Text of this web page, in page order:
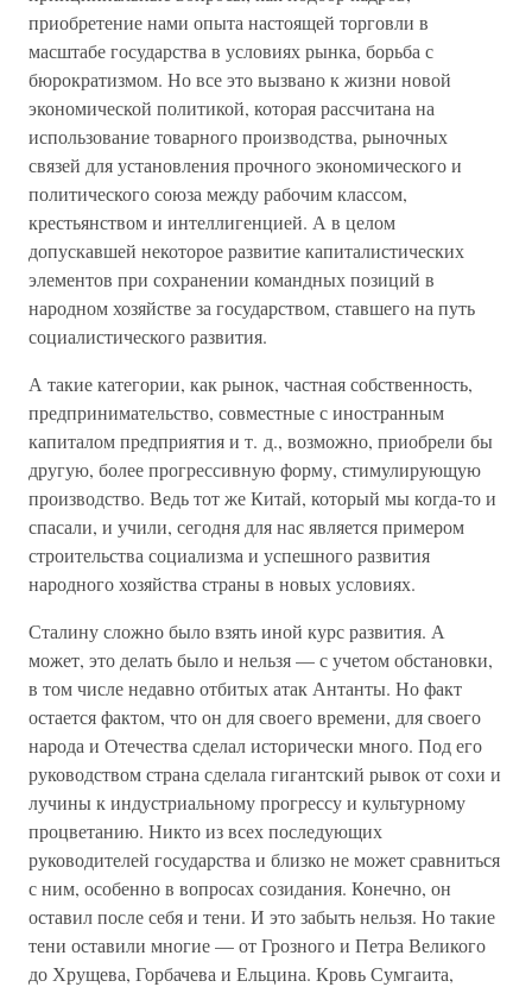
приобретение нами опыта настоящей торговли в
масштабе государства в условиях рынка, борьба с
бюрократизмом. Но все это вызвано к жизни новой
экономической политикой, которая рассчитана на
использование товарного производства, рыночных
связей для установления прочного экономического и
политического союза между рабочим классом,
крестьянством и интеллигенцией. А в целом
допускавшей некоторое развитие капиталистических
элементов при сохранении командных позиций в
народном хозяйстве за государством, ставшего на путь
социалистического развития.
А такие категории, как рынок, частная собственность,
предпринимательство, совместные с иностранным
капиталом предприятия и т. д., возможно, приобрели бы
другую, более прогрессивную форму, стимулирующую
производство. Ведь тот же Китай, который мы когда-то и
спасали, и учили, сегодня для нас является примером
строительства социализма и успешного развития
народного хозяйства страны в новых условиях.
Сталину сложно было взять иной курс развития. А
может, это делать было и нельзя — с учетом обстановки,
в том числе недавно отбитых атак Антанты. Но факт
остается фактом, что он для своего времени, для своего
народа и Отечества сделал исторически много. Под его
руководством страна сделала гигантский рывок от сохи и
лучины к индустриальному прогрессу и культурному
процветанию. Никто из всех последующих
руководителей государства и близко не может сравниться
с ним, особенно в вопросах созидания. Конечно, он
оставил после себя и тени. И это забыть нельзя. Но такие
тени оставили многие — от Грозного и Петра Великого
до Хрущева, Горбачева и Ельцина. Кровь Сумгаита,